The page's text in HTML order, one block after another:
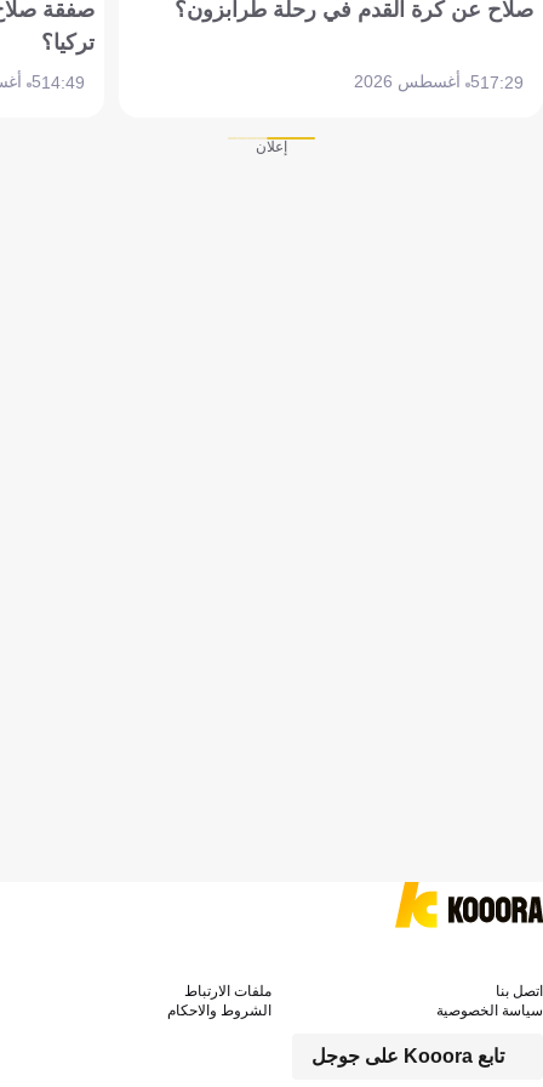
صلاح عن كرة القدم في رحلة طرابزون؟
17:295 أغسطس 2026
صفقة
تركيا؟
14:495 أغسطس 2026
إعلان
تابع Kooora على جوجل
اتصل بنا
ملفات الارتباط
سياسة الخصوصية
الشروط والاحكام